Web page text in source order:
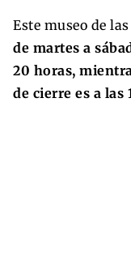
Este museo de
de martes a
20 horas,
de cierre es a las